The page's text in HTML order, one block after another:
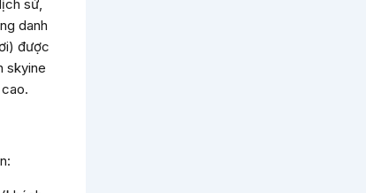
sử,
danh
được
skyine